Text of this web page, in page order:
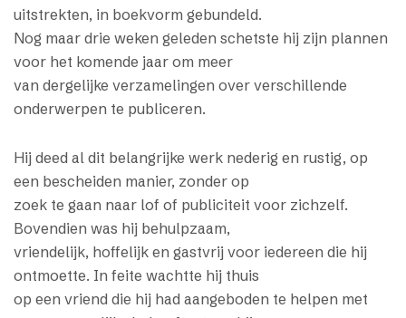
uitstrekten, in boekvorm gebundeld.
Nog maar drie weken geleden schetste hij zijn plannen
voor het komende jaar om meer
van dergelijke verzamelingen over verschillende
onderwerpen te publiceren.
Hij deed al dit belangrijke werk nederig en rustig, op
een bescheiden manier, zonder op
zoek te gaan naar lof of publiciteit voor zichzelf.
Bovendien was hij behulpzaam,
vriendelijk, hoffelijk en gastvrij voor iedereen die hij
ontmoette. In feite wachtte hij thuis
op een vriend die hij had aangeboden te helpen met